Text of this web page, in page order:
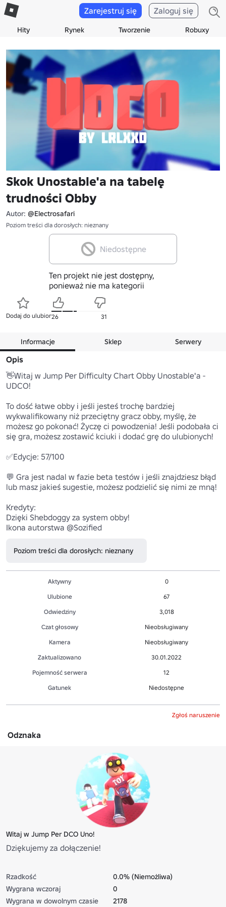
Hity Rynek Tworzenie Robuxy
Zarejestruj się Zaloguj się
Skok Unostable'a na tabelę
trudności Obby
Autor: @Electrosafari
Poziom treści dla dorosłych: nieznany
Niedostępne
Ten projekt nie jest dostępny,
ponieważ nie ma kategorii
Dodaj do ulubionych
26 31
Informacje Sklep Serwery
Opis
👋Witaj w Jump Per Difficulty Chart Obby Unostable'a -
UDCO!
To dość łatwe obby i jeśli jesteś trochę bardziej
wykwalifikowany niż przeciętny gracz obby, myślę, że
możesz go pokonać! Życzę ci powodzenia! Jeśli podobała ci
się gra, możesz zostawić kciuki i dodać grę do ulubionych!
✅Edycje: 57/100
💬 Gra jest nadal w fazie beta testów i jeśli znajdziesz błąd
lub masz jakieś sugestie, możesz podzielić się nimi ze mną!
Kredyty:
Dzięki Shebdoggy za system obby!
Poziom treści dla dorosłych: nieznany
Aktywny
0
Ulubione
67
Odwiedziny
3,018
Czat głosowy
Nieobsługiwany
Kamera
Nieobsługiwany
Zaktualizowano
30.01.2022
Pojemność serwera
12
Gatunek
Niedostępne
Zgłoś naruszenie
Odznaka
Witaj w Jump Per DCO Uno!
Dziękujemy za dołączenie!
Rzadkość
0.0% (Niemożliwa)
Wygrana wczoraj
0
Wygrana w dowolnym czasie
2178